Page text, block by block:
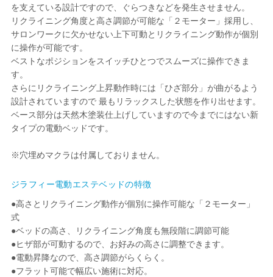
を支えている設計ですので、ぐらつきなどを発生させません。
リクライニング角度と高さ調節が可能な「２モーター」採用し、
サロンワークに欠かせない上下可動とリクライニング動作が個別
に操作が可能です。
ベストなポジションをスイッチひとつでスムーズに操作できま
す。
さらにリクライニング上昇動作時には「ひざ部分」が曲がるよう
設計されていますので 最もリラックスした状態を作り出せます。
ベース部分は天然木塗装仕上げしていますので今までにはない新
タイプの電動ベッドです。
※穴埋めマクラは付属しておりません。
ジラフィー電動エステベッドの特徴
●高さとリクライニング動作が個別に操作可能な「２モーター」
式
●ベッドの高さ、リクライニング角度も無段階に調節可能
●ヒザ部が可動するので、お好みの高さに調整できます。
●電動昇降なので、高さ調節がらくらく。
●フラット可能で幅広い施術に対応。